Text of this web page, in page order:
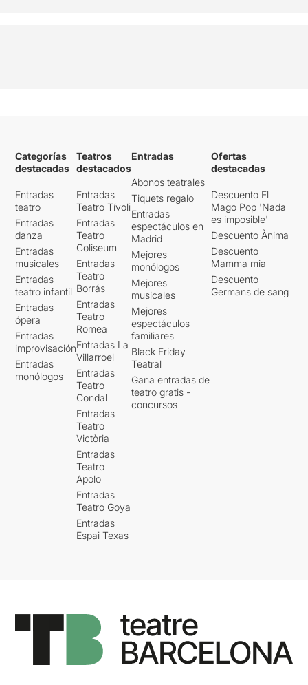
Categorías
destacadas
Entradas
teatro
Entradas
danza
Entradas
musicales
Entradas
teatro infantil
Entradas
ópera
Entradas
improvisación
Entradas
monólogos
Teatros
destacados
Entradas
Teatro Tívoli
Entradas
Teatro
Coliseum
Entradas
Teatro
Borrás
Entradas
Teatro
Romea
Entradas La
Villarroel
Entradas
Teatro
Condal
Entradas
Teatro
Victòria
Entradas
Teatro
Apolo
Entradas
Teatro Goya
Entradas
Espai Texas
Entradas
Abonos teatrales
Tiquets regalo
Entradas
espectáculos en
Madrid
Mejores
monólogos
Mejores
musicales
Mejores
espectáculos
familiares
Black Friday
Teatral
Gana entradas de
teatro gratis -
concursos
Ofertas
destacadas
Descuento El
Mago Pop 'Nada
es imposible'
Descuento Ànima
Descuento
Mamma mia
Descuento
Germans de sang